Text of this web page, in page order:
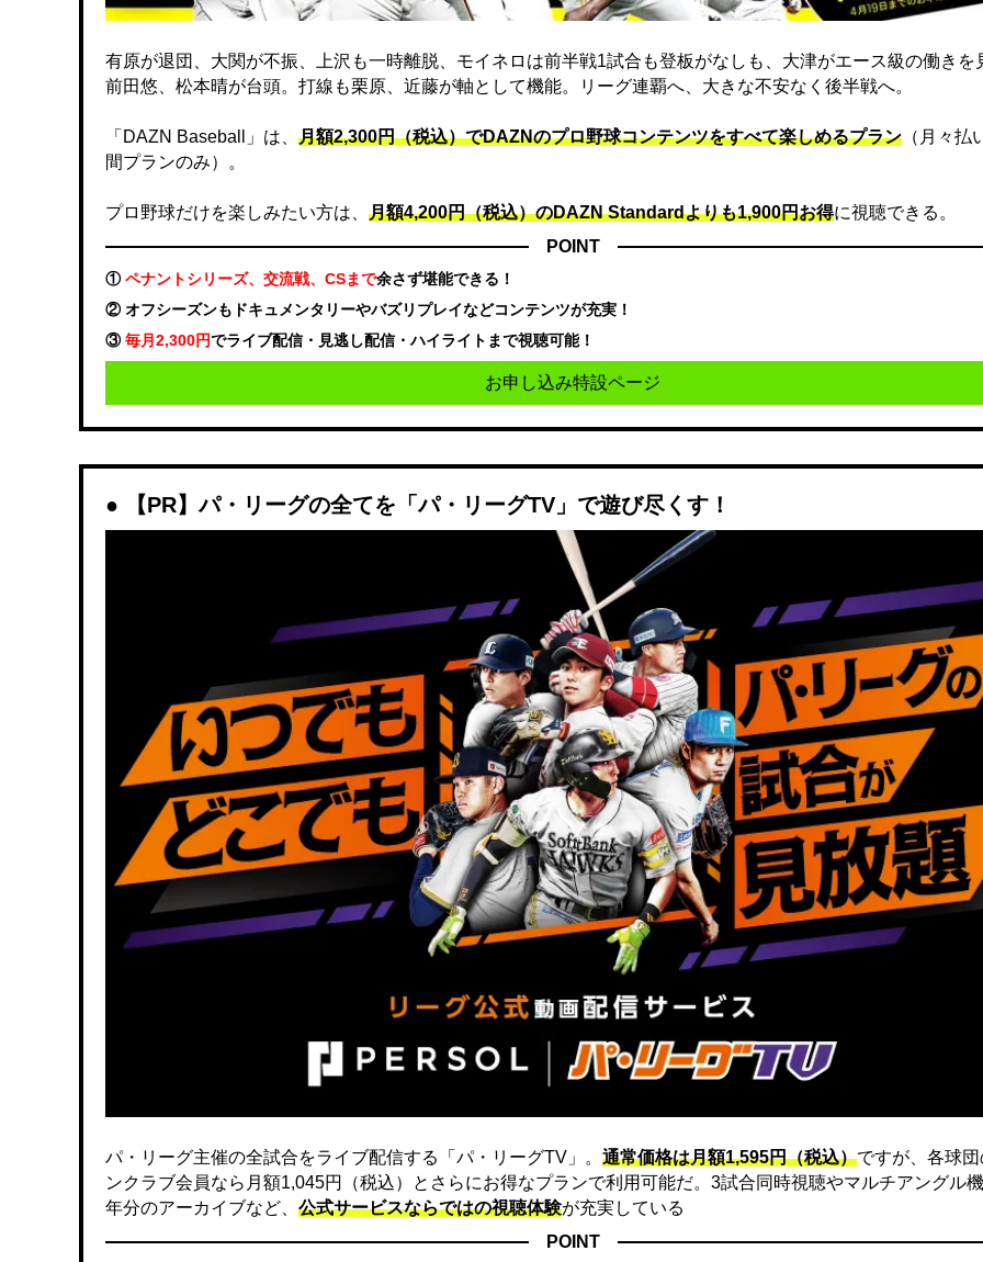
有原が退団、大関が不振、上沢も一時離脱、モイネロは前半戦1試合も登板がなしも、大津がエース級の働きを
前田悠、松本晴が台頭。打線も栗原、近藤が軸として機能。リーグ連覇へ、大きな不安なく後半戦へ。
「DAZN Baseball」は、 月額2,300円（税込）でDAZNのプロ野球コンテンツをすべて楽しめるプラン （月々払
間プランのみ）。
プロ野球だけを楽しみたい方は、 月額4,200円（税込）のDAZN Standard​よりも1,900円お得に視聴できる。
POINT
①ペナントシリーズ、交流戦、CSまで余さず堪能できる！
② オフシーズンもドキュメンタリーやバズリプレイなどコンテンツが充実！
③毎月2,300円でライブ配信・見逃し配信・ハイライトまで視聴可能！
お申し込み特設ページ
【PR】パ・リーグの全てを「パ・リーグTV」で遊び尽くす！
パ・リーグ主催の全試合をライブ配信する「パ・リーグTV」。 通常価格は月額1,595円（税込）ですが、各球
ンクラブ会員なら月額1,045円（税込）とさらにお得なプランで利用可能だ。3試合同時視聴やマルチアングル
年分のアーカイブなど、 公式サービスならではの視聴体験が充実している
POINT